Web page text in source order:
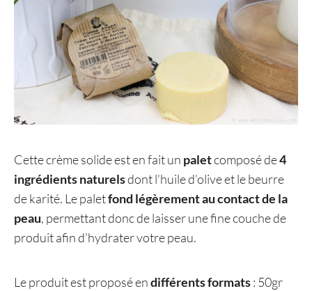
Cette crème solide est en fait un paletcomposé de4
ingrédients naturelsdont l’huile d’olive et le beurre
de karité. Le paletfond légèrement au contact de la
peau, permettant donc de laisser une fine couche de
produit afin d’hydrater votre peau.
Le produit est proposé endifférents formats: 50gr